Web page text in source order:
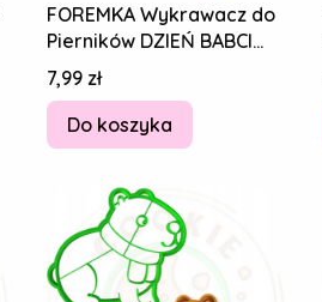
FOREMKA Wykrawacz do
Pierników DZIEŃ BABCI
DZIADKA I TATY Pluszak
MIŚ 10cm
Cena
7,99 zł
Do koszyka